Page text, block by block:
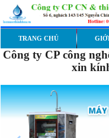
TRANG CHỦ
Công ty CP công
xin